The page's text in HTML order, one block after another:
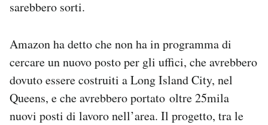
sarebbero sorti.
Amazon ha detto che non ha in programma di
cercare un nuovo posto per gli uffici, che avrebbero
dovuto essere costruiti a Long Island City, nel
Queens, e che avrebbero portato oltre 25mila
nuovi posti di lavoro nell’area. Il progetto, tra le